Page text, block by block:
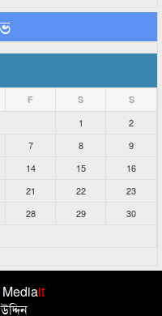
F S S
1
2
7 8
9
14 15
16
21 22
23
28 29
30
Mediait